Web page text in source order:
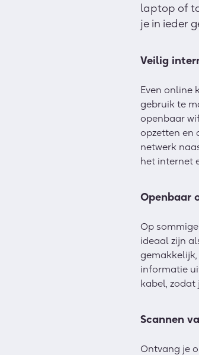
laptop of
je in ieder
Veilig
Even online
gebruik te
openbaar
opzetten en
netwerk
het internet
Openbaar
Op
ideaal zijn
informatie
kabel, zodat
Scannen
Ontvang je